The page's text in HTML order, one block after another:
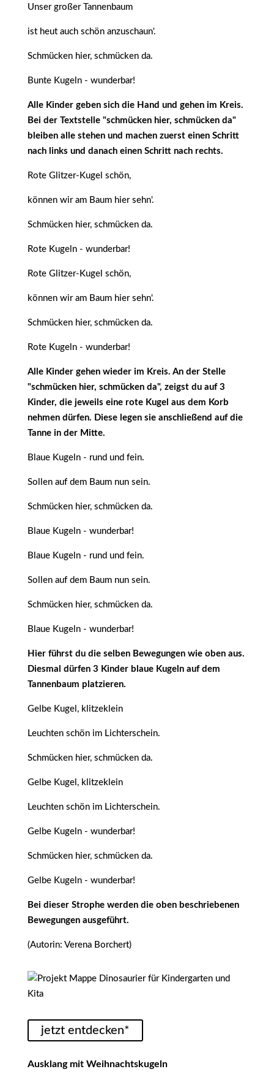
Unser großer Tannenbaum
ist heut auch schön anzuschaun'.
Schmücken hier, schmücken da.
Bunte Kugeln - wunderbar!
Alle Kinder geben sich die Hand und gehen im Kreis.
Bei der Textstelle "schmücken hier, schmücken da"
bleiben alle stehen und machen zuerst einen Schritt
nach links und danach einen Schritt nach rechts.
Rote Glitzer-Kugel schön,
können wir am Baum hier sehn'.
Schmücken hier, schmücken da.
Rote Kugeln - wunderbar!
Rote Glitzer-Kugel schön,
können wir am Baum hier sehn'.
Schmücken hier, schmücken da.
Rote Kugeln - wunderbar!
Alle Kinder gehen wieder im Kreis. An der Stelle
"schmücken hier, schmücken da", zeigst du auf 3
Kinder, die jeweils eine rote Kugel aus dem Korb
nehmen dürfen. Diese legen sie anschließend auf die
Tanne in der Mitte.
Blaue Kugeln - rund und fein.
Sollen auf dem Baum nun sein.
Schmücken hier, schmücken da.
Blaue Kugeln - wunderbar!
Blaue Kugeln - rund und fein.
Sollen auf dem Baum nun sein.
Schmücken hier, schmücken da.
Blaue Kugeln - wunderbar!
Hier führst du die selben Bewegungen wie oben aus.
Diesmal dürfen 3 Kinder blaue Kugeln auf dem
Tannenbaum platzieren.
Gelbe Kugel, klitzeklein
Leuchten schön im Lichterschein.
Schmücken hier, schmücken da.
Gelbe Kugel, klitzeklein
Leuchten schön im Lichterschein.
Gelbe Kugeln - wunderbar!
Schmücken hier, schmücken da.
Gelbe Kugeln - wunderbar!
Bei dieser Strophe werden die oben beschriebenen
Bewegungen ausgeführt.
(Autorin: Verena Borchert)
jetzt entdecken*
Ausklang mit Weihnachtskugeln